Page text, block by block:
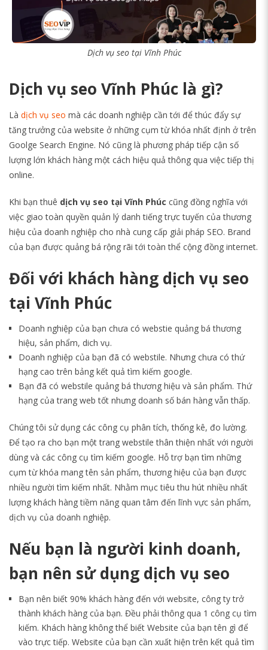
Dịch vụ seo tại Vĩnh Phúc
Dịch vụ seo Vĩnh Phúc là gì?
Là dịch vụ seo mà các doanh nghiệp cần tới để thúc đẩy sự
tăng trưởng của website ở những cụm từ khóa nhất định ở trên
Goolge Search Engine. Nó cũng là phương pháp tiếp cận số
lượng lớn khách hàng một cách hiệu quả thông qua việc tiếp thị
online.
Khi bạn thuê dịch vụ seo tại Vĩnh Phúc cũng đồng nghĩa với
việc giao toàn quyền quản lý danh tiếng trực tuyến của thương
hiệu của doanh nghiệp cho nhà cung cấp giải pháp SEO. Brand
của bạn được quảng bá rộng rãi tới toàn thể cộng đồng internet.
Đối với khách hàng dịch vụ seo
tại Vĩnh Phúc
Doanh nghiệp của bạn chưa có webstie quảng bá thương
hiệu, sản phẩm, dich vụ.
Doanh nghiệp của bạn đã có webstile. Nhưng chưa có thứ
hạng cao trên bảng kết quả tìm kiếm google.
Bạn đã có webstile quảng bá thương hiệu và sản phẩm. Thứ
hạng của trang web tốt nhưng doanh số bán hàng vẫn thấp.
Chúng tôi sử dụng các công cụ phân tích, thống kê, đo lường.
Để tạo ra cho bạn một trang webstile thân thiện nhất với người
dùng và các công cụ tìm kiếm google. Hỗ trợ bạn tìm những
cụm từ khóa mang tên sản phẩm, thương hiệu của bạn được
nhiều người tìm kiếm nhất. Nhằm mục tiêu thu hút nhiều nhất
lượng khách hàng tiềm năng quan tâm đến lĩnh vực sản phẩm,
dịch vụ của doanh nghiệp.
Nếu bạn là người kinh doanh,
bạn nên sử dụng dịch vụ seo
Bạn nên biết 90% khách hàng đến với website, công ty trở
thành khách hàng của bạn. Đều phải thông qua 1 công cụ tìm
kiếm. Khách hàng không thể biết Website của bạn tên gì để
vào trực tiếp. Website của bạn cần xuất hiện trên kết quả tìm